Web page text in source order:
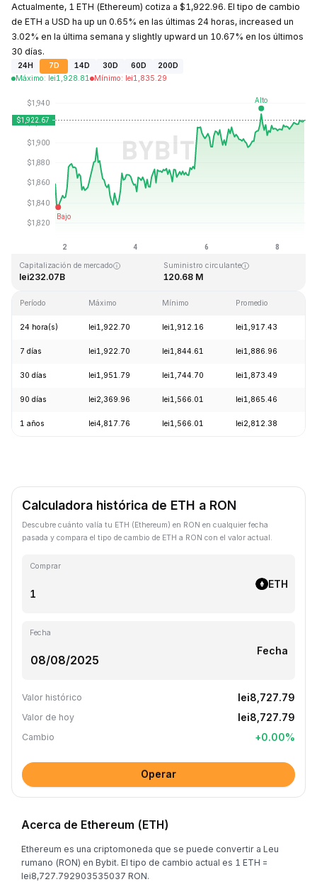
Actualmente, 1 ETH (Ethereum) cotiza a $1,922.96. El tipo de cambio
de ETH a USD ha up un 0.65% en las últimas 24 horas, increased un
3.02% en la última semana y slightly upward un 10.67% en los últimos
30 días.
24H 7D 14D 30D 60D
200D
Máximo: lei1,928.81 Mínimo: lei1,835.29
Última actualización: 2026-08-08, 18:01 GMT+0
lei4,946.05 lei0.432979
Capitalización de mercado
lei232.07B
Suministro circulante
120.68 M
Período Máximo Mínimo Promedio
24 hora(s) lei1,922.70 lei1,912.16 lei1,917.43
7 días lei1,922.70 lei1,844.61 lei1,886.96
30 días lei1,951.79 lei1,744.70 lei1,873.49
90 días lei2,369.96 lei1,566.01 lei1,865.46
1 años lei4,817.76 lei1,566.01 lei2,812.38
Calculadora histórica de ETH a RON
Descubre cuánto valía tu ETH (Ethereum) en RON en cualquier fecha
pasada y compara el tipo de cambio de ETH a RON con el valor actual.
Comprar
ETH
Fecha
Fecha
Valor histórico lei8,727.79
Valor de hoy lei8,727.79
Cambio +0.00%
Operar
Acerca de Ethereum (ETH)
Ethereum es una criptomoneda que se puede convertir a Leu
rumano (RON) en Bybit. El tipo de cambio actual es 1 ETH =
lei8,727.792903535037 RON.